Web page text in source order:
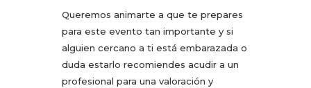
Queremos animarte a que te prepares
para este evento tan importante y si
alguien cercano a ti está embarazada o
duda estarlo recomiendes acudir a un
profesional para una valoración y